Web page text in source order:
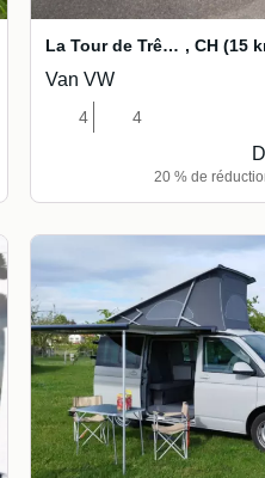
La Tour de Trême , CH (15
Van VW
4 4
20 % de